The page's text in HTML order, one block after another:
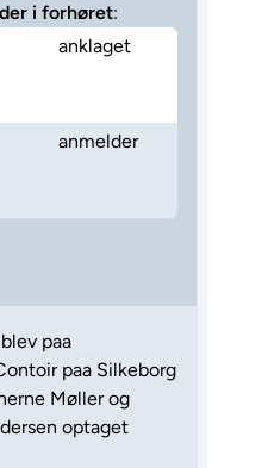
i forhøret:
anklaget
anmelder
paa
paa Silkeborg
Møller og
optaget